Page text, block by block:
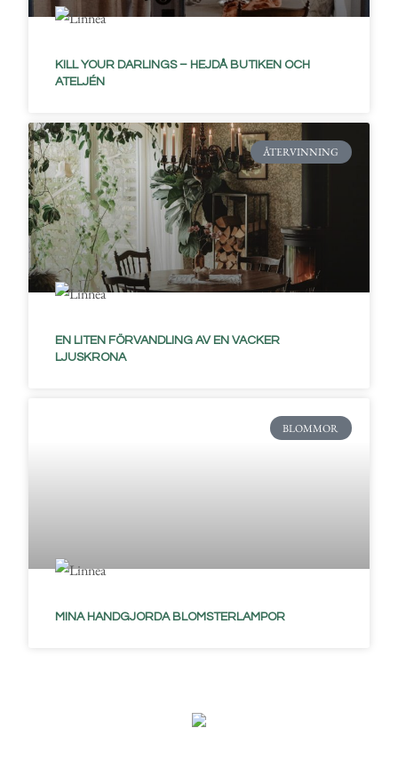
KILL YOUR DARLINGS – HEJDÅ BUTIKEN OCH
ATELJÉN
ÅTERVINNING
EN LITEN FÖRVANDLING AV EN VACKER
LJUSKRONA
BLOMMOR
MINA HANDGJORDA BLOMSTERLAMPOR